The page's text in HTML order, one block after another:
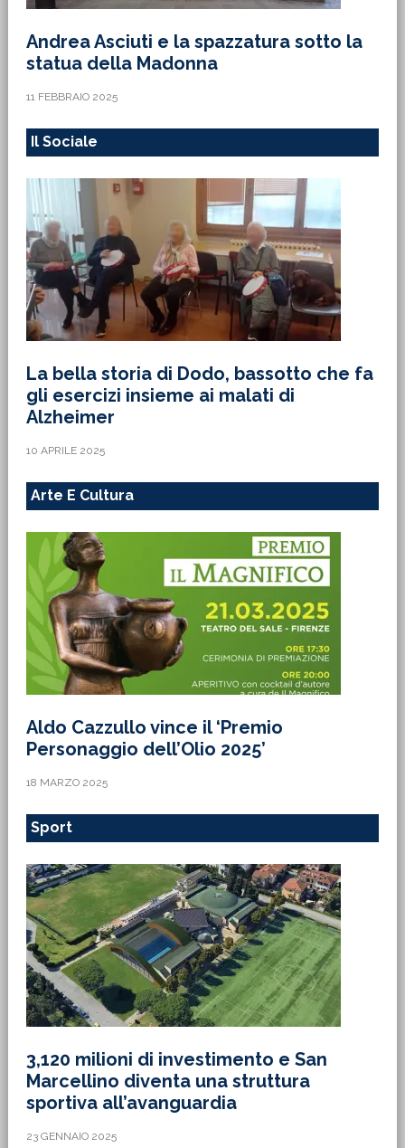
Andrea Asciuti e la spazzatura sotto la
statua della Madonna
11 FEBBRAIO 2025
Il Sociale
La bella storia di Dodo, bassotto che fa
gli esercizi insieme ai malati di
Alzheimer
10 APRILE 2025
Arte E Cultura
Aldo Cazzullo vince il ‘Premio
Personaggio dell’Olio 2025’
18 MARZO 2025
Sport
3,120 milioni di investimento e San
Marcellino diventa una struttura
sportiva all’avanguardia
23 GENNAIO 2025